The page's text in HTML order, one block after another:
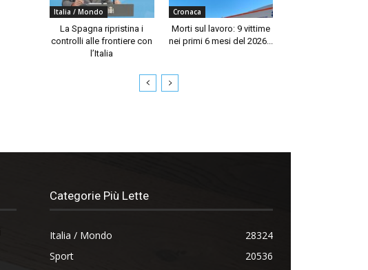
Italia / Mondo
La Spagna ripristina i
controlli alle frontiere con
l’Italia
Cronaca
Morti sul lavoro: 9 vittime
nei primi 6 mesi del 2026...
Categorie Più Lette
Italia / Mondo
28324
Sport
20536